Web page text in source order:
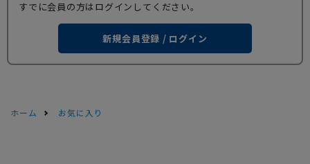
すでに会員の方はログインしてください。
新規会員登録 / ログイン
ホーム お気に入り